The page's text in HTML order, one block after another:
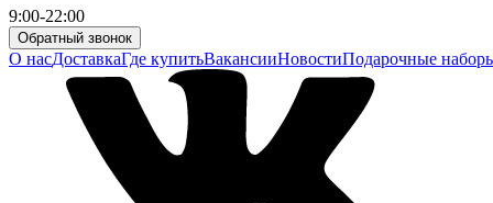
9:00-22:00
Обратный звонок
О насДоставкаГде купитьВакансииНовостиПодарочные